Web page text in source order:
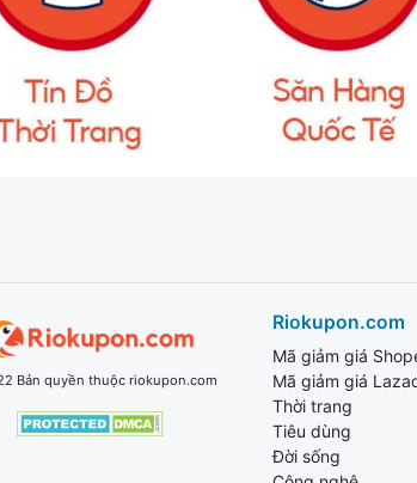
Bản quyền thuộc riokupon.com
Riokupon.com
Mã giảm giá
Mã giảm giá
Thời trang
Tiêu dùng
Đời sống